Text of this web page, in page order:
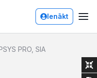
Ienākt
PRO, SIA